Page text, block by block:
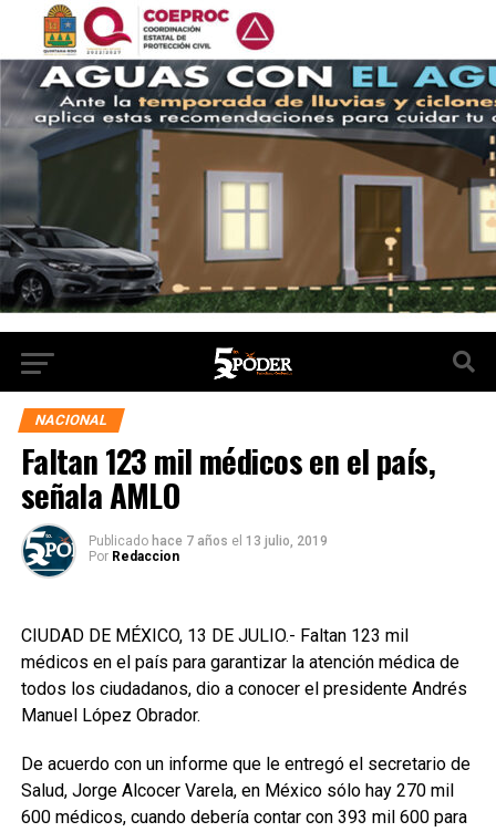
NACIONAL
Faltan 123 mil médicos en el país,
señala AMLO
Publicado hace 7 años el 13 julio, 2019
Por Redaccion
CIUDAD DE MÉXICO, 13 DE JULIO.- Faltan 123 mil
médicos en el país para garantizar la atención médica de
todos los ciudadanos, dio a conocer el presidente Andrés
Manuel López Obrador.
De acuerdo con un informe que le entregó el secretario de
Salud, Jorge Alcocer Varela, en México sólo hay 270 mil
600 médicos, cuando debería contar con 393 mil 600 para